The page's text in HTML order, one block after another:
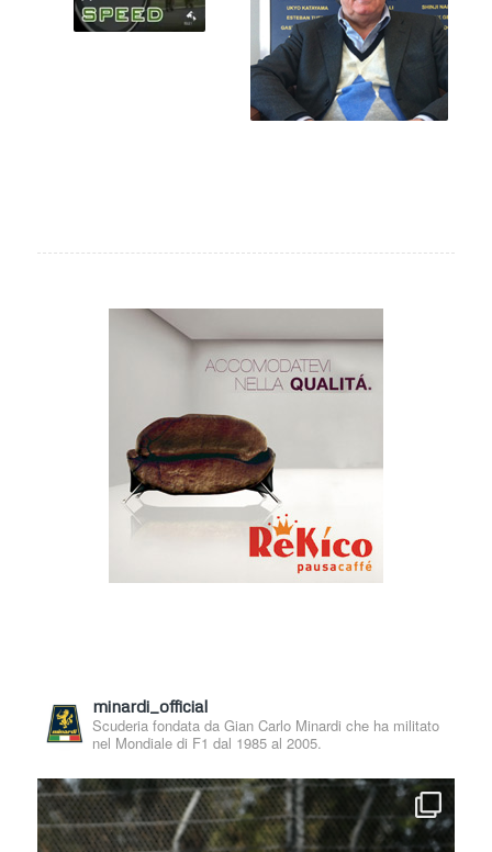
minardi_official
Scuderia fondata da Gian Carlo Minardi che ha militato
nel Mondiale di F1 dal 1985 al 2005.